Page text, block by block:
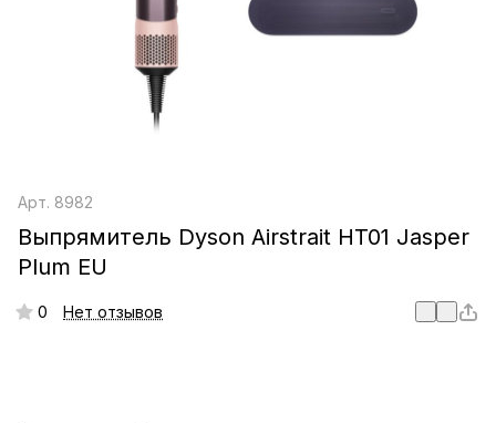
Арт. 8982
Выпрямитель Dyson Airstrait HT01 Jasper
Plum EU
0 Нет отзывов